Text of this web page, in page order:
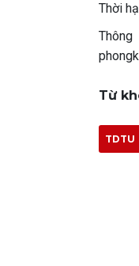
Thời
Từ
TDTU